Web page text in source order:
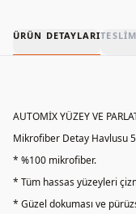
ÜRÜN DETAYLARI
AUTOMİX YÜZEY VE
Mikrofiber Detay Havlusu
* %100 mikrofiber.
* Tüm hassas yüzeyleri
* Güzel dokuması ve